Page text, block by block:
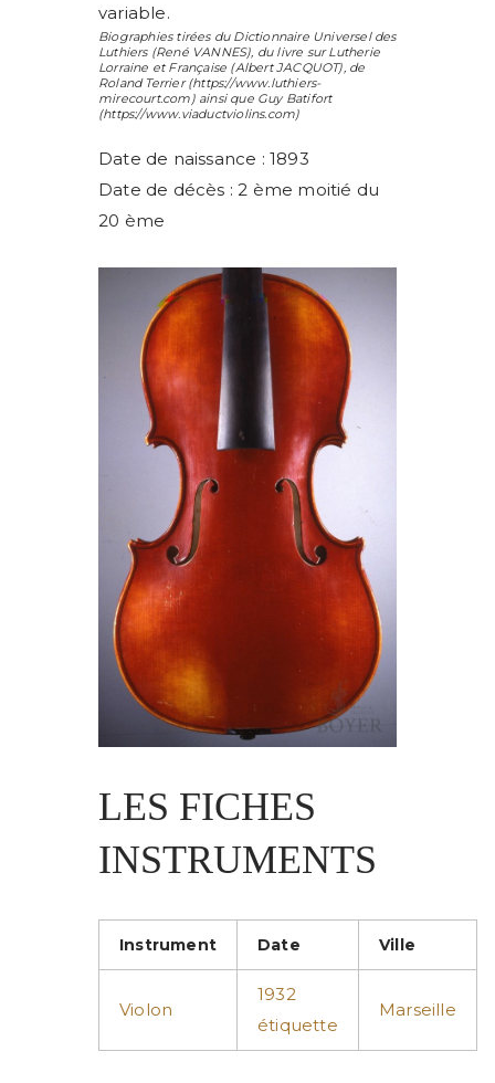
variable.
Biographies tirées du Dictionnaire Universel des
Luthiers (René VANNES), du livre sur Lutherie
Lorraine et Française (Albert JACQUOT), de
Roland Terrier(https://www.luthiers-
mirecourt.com) ainsi que Guy Batifort
(https://www.viaductviolins.com)
Date de naissance : 1893
Date de décès : 2 ème moitié du
20 ème
LES FICHES
INSTRUMENTS
Instrument Date Ville
Violon
1932
étiquette
Marseille